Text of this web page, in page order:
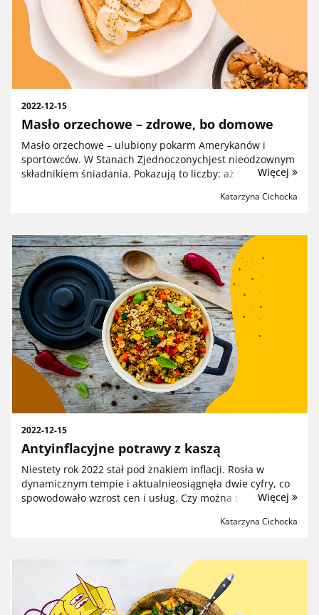
Masło orzechowe – zdrowe, bo domowe
2022-12-15
Katarzyna Cichocka
Masło orzechowe – ulubiony pokarm Amerykanów i
sportowców. W Stanach Zjednoczonychjest nieodzownym
składnikiem śniadania. Pokazują to liczby: aż 60% upraw
Więcej
Antyinflacyjne potrawy z kaszą
2022-12-15
Katarzyna Cichocka
Niestety rok 2022 stał pod znakiem inflacji. Rosła w
dynamicznym tempie i aktualnieosiągnęła dwie cyfry, co
spowodowało wzrost cen i usług. Czy można temu
robić, jeśli już przed inflacją wiązało się koniec...
Więcej